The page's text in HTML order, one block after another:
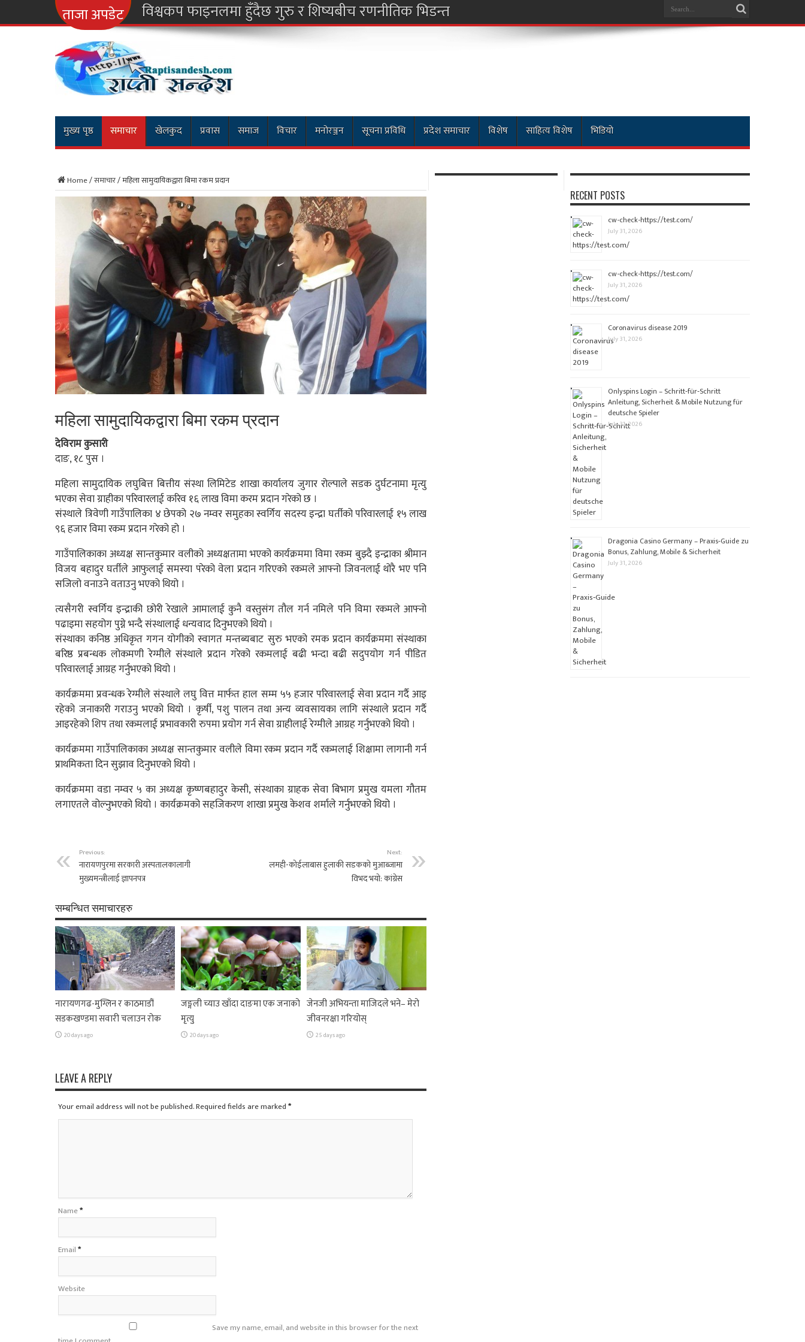
ताजा अपडेट नारायणग
मुख्य पृष्ठ समाचार खेलकुद प्रवास समाज विचार मनोरञ्जन सूचना प्रविधि प्रदेश समाचार विशेष साहित्य विशेष भिडियो
Home/समाचार/महिला सामुदायिकद्वारा बिमा रकम प्रदान
महिला सामुदायिकद्वारा बिमा रकम प्रदान
देविराम कुसारी
दाङ, १८ पुस ।
महिला सामुदायिक लघुबित्त बित्तीय संस्था लिमिटेड शाखा कार्यालय जुगार रोल्पाले सडक दुर्घटनामा मृत्यु
भएका सेवा ग्राहीका परिवारलाई करिव १६ लाख विमा करम प्रदान गरेको छ ।
संस्थाले त्रिवेणी गाउँपालिका ४ छेपको २७ नम्वर समुहका स्वर्गिय सदस्य इन्द्रा घर्तीको परिवारलाई १५ लाख
९६ हजार विमा रकम प्रदान गरेको हो ।
गाउँपालिकाका अध्यक्ष सान्तकुमार वलीको अध्यक्षतामा भएको कार्यक्रममा विमा रकम बुझ्दै इन्द्राका श्रीमान
विजय बहादुर घर्तीले आफुलाई समस्या परेको वेला प्रदान गरिएको रकमले आफ्नो जिवनलाई थोरै भए पनि
सजिलो वनाउने वताउनु भएको थियो ।
त्यसैगरी स्वर्गिय इन्द्राकी छोरी रेखाले आमालाई कुनै वस्तुसंग तौल गर्न नमिले पनि विमा रकमले आफ्नो
पढाइमा सहयोग पुग्ने भन्दै संस्थालाई धन्यवाद दिनुभएको थियो ।
संस्थाका कनिष्ठ अधिकृत गगन योगीको स्वागत मन्तब्यबाट सुरु भएको रमक प्रदान कार्यक्रममा संस्थाका
बरिष्ठ प्रबन्धक लोकमणी रेग्मीले संस्थाले प्रदान गरेको रकमलाई बढी भन्दा बढी सदुपयोग गर्न पीडित
परिवारलाई आग्रह गर्नुभएको थियो ।
कार्यक्रममा प्रवन्धक रेग्मीले संस्थाले लघु वित्त मार्फत हाल सम्म ५५ हजार परिवारलाई सेवा प्रदान गर्दै आइ
रहेको जनाकारी गराउनु भएको थियो । कृर्षी, पशु पालन तथा अन्य व्यवसायका लागि संस्थाले प्रदान गर्दै
आइरहेको शिप तथा रकमलाई प्रभावकारी रुपमा प्रयोग गर्न सेवा ग्राहीलाई रेग्मीले आग्रह गर्नुभएको थियो ।
कार्यक्रममा गाउँपालिकाका अध्यक्ष सान्तकुमार वलीले विमा रकम प्रदान गर्दै रकमलाई शिक्षामा लागानी गर्न
प्राथमिकता दिन सुझाव दिनुभएको थियो ।
कार्यक्रममा वडा नम्वर ५ का अध्यक्ष कृष्णबहादुर केसी, संस्थाका ग्राहक सेवा बिभाग प्रमुख यमला गौतम
लगाएतले वोल्नुभएको थियो । कार्यक्रमको सहजिकरण शाखा प्रमुख केशव शर्माले गर्नुभएको थियो ।
Previous:
नारायणपुरमा सरकारी अस्पतालकालागी
मुख्यमन्त्रीलाई ज्ञापनपत्र
Next:
लमही-काेईलाबास हुलाकी सडककाे मुआब्जामा
विभद भयाे: कांग्रेस
सम्बन्धित समाचारहरु
नारायणगढ-मुग्लिन र काठमाडौं
सडकखण्डमा सवारी चलाउन रोक
20 days ago
जङ्गली च्याउ खाँदा दाङमा एक जनाको
मृत्यु
20 days ago
जेनजी अभियन्ता माजिदले भने– मेरो
जीवनरक्षा गरियोस्
25 days ago
LEAVE A REPLY
Your email address will not be published. Required fields are marked*
Name*
Email*
Website
Save my name, email, and website in this browser for the next
RECENT POSTS
cw-check-https://test.com/
July 31, 2026
cw-check-https://test.com/
July 31, 2026
Coronavirus disease 2019
July 31, 2026
Onlyspins Login – Schritt‑für‑Schritt
Anleitung, Sicherheit & Mobile Nutzung für
deutsche Spieler
July 31, 2026
Dragonia Casino Germany – Praxis‑Guide zu
Bonus, Zahlung, Mobile & Sicherheit
July 31, 2026